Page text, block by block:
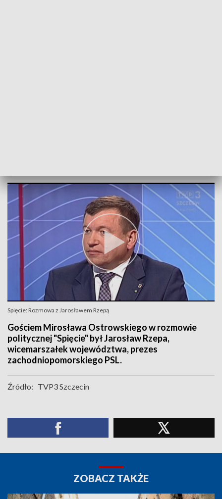
Spięcie: Rozmowa z Jarosławem Rzepą
Gościem Mirosława Ostrowskiego w rozmowie
politycznej "Spięcie" był Jarosław Rzepa,
wicemarszałek województwa, prezes
zachodniopomorskiego PSL.
Źródło: TVP3 Szczecin
ZOBACZ TAKŻE